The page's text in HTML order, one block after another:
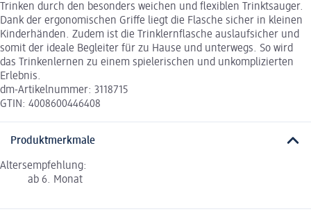
Trinken durch den besonders weichen und flexiblen Trinktsauger.
Dank der ergonomischen Griffe liegt die Flasche sicher in kleinen
Kinderhänden. Zudem ist die Trinklernflasche auslaufsicher und
somit der ideale Begleiter für zu Hause und unterwegs. So wird
das Trinkenlernen zu einem spielerischen und unkomplizierten
Erlebnis.
dm-Artikelnummer: 3118715
GTIN: 4008600446408
Produktmerkmale
Altersempfehlung:
ab 6. Monat